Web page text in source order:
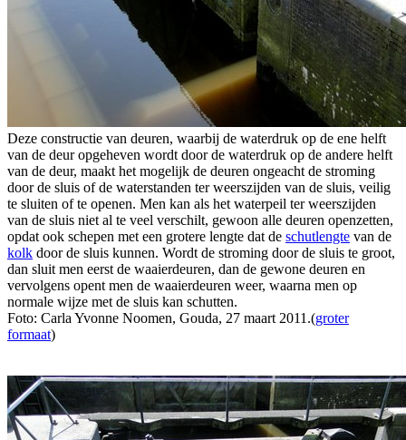
Deze constructie van deuren, waarbij de waterdruk op de ene helft
van de deur opgeheven wordt door de waterdruk op de andere helft
van de deur, maakt het mogelijk de deuren ongeacht de stroming
door de sluis of de waterstanden ter weerszijden van de sluis, veilig
te sluiten of te openen. Men kan als het waterpeil ter weerszijden
van de sluis niet al te veel verschilt, gewoon alle deuren openzetten,
opdat ook schepen met een grotere lengte dat de schutlengte van de
kolk door de sluis kunnen. Wordt de stroming door de sluis te groot,
dan sluit men eerst de waaierdeuren, dan de gewone deuren en
vervolgens opent men de waaierdeuren weer, waarna men op
normale wijze met de sluis kan schutten.
Foto: Carla Yvonne Noomen, Gouda, 27 maart 2011.(groter
formaat)